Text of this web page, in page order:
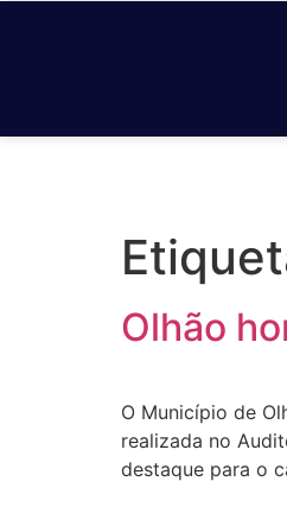
Olhão
O Município de
realizada no
destaque para o